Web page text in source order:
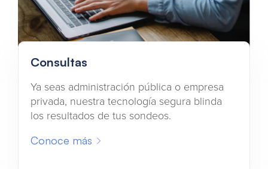
Consultas
Ya seas administración pública o empresa
privada, nuestra tecnología segura blinda
los resultados de tus sondeos.
Conoce más